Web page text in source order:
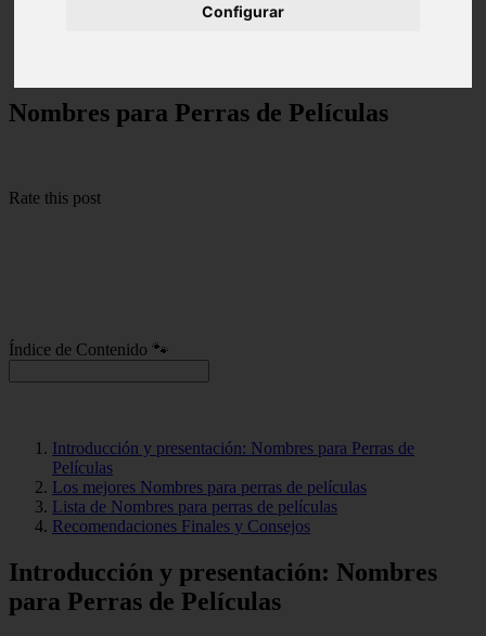
Configurar
Nombres para Perras de Películas
Rate this post
Índice de Contenido 🐾
Introducción y presentación: Nombres para Perras de
Películas
Los mejores Nombres para perras de películas
Lista de Nombres para perras de películas
Recomendaciones Finales y Consejos
Introducción y presentación: Nombres
para Perras de Películas